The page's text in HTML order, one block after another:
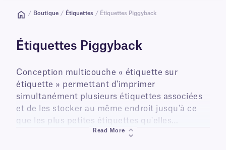
/ Boutique / Étiquettes / Étiquettes Piggyback
Étiquettes Piggyback
Conception multicouche « étiquette sur
étiquette » permettant d'imprimer
simultanément plusieurs étiquettes associées
et de les stocker au même endroit jusqu'à ce
que les plus petites étiquettes qu'elles
contiennent soient nécessaires pour identifier
Read More